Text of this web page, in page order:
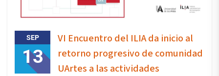
SEP
13
VI Encuentro del ILIA da inicio al
retorno progresivo de comunidad
UArtes a las actividades